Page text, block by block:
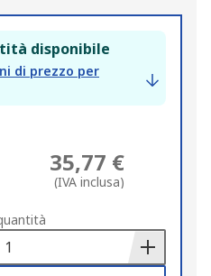
disponibile
di prezzo per
35,77 €
(IVA inclusa)